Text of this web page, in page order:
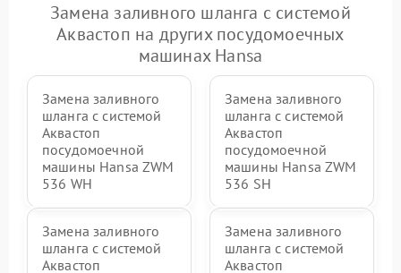
Замена заливного шланга с системой
Аквастоп на других посудомоечных
машинах Hansa
Замена заливного
шланга с системой
Аквастоп
посудомоечной
машины Hansa ZWM
536 WH
Замена заливного
шланга с системой
Аквастоп
посудомоечной
машины Hansa ZWM
536 SH
Замена заливного
шланга с системой
Аквастоп
Замена заливного
шланга с системой
Аквастоп